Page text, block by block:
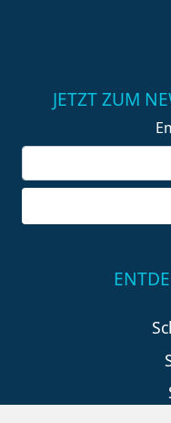
JETZT ZUM